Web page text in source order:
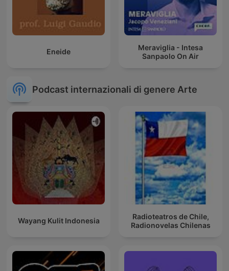
Eneide
Meraviglia - Intesa
Sanpaolo On Air
Podcast internazionali di genere Arte
Wayang Kulit Indonesia
Radioteatros de Chile,
Radionovelas Chilenas